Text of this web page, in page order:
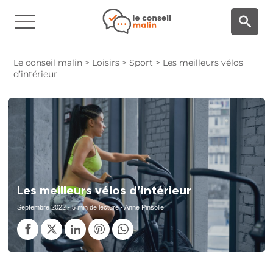
Le conseil malin > Loisirs >Sport > Les meilleurs vélos
d’intérieur
Les meilleurs vélos d’intérieur
Septembre 2022- 5 min de lecture - Anne Pinsolle